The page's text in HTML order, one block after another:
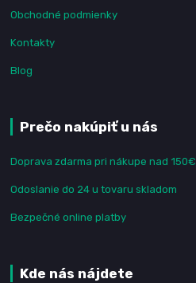
Obchodné podmienky
Kontakty
Blog
Prečo nakúpiť u nás
Doprava zdarma pri nákupe nad 150€
Odoslanie do 24 u tovaru skladom
Bezpečné online platby
Kde nás nájdete